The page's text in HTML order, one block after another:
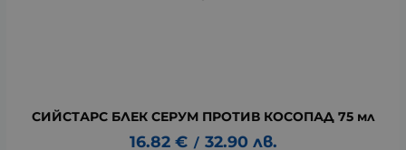
СИЙСТАРС БЛЕК СЕРУМ ПРОТИВ КОСОПАД 75 мл
16.82 € / 32.90 лв.